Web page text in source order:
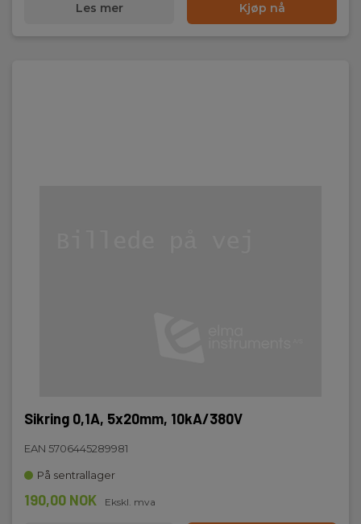
Les mer Kjøp nå
Sikring 0,1A, 5x20mm, 10kA/380V
EAN 5706445289981
På sentrallager
190,00 NOK Ekskl. mva